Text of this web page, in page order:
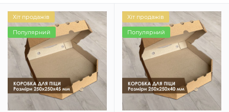
Хіт продажів
Популярний
Хіт продажів
Популярний